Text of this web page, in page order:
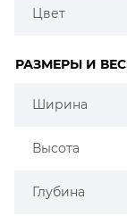
Цвет
РАЗМЕРЫ И ВЕС
Ширина
Высота
Глубина